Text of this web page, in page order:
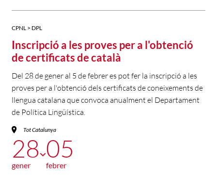
CPNL > DPL
Inscripció a les proves per a l'obtenció
de certificats de català
Del 28 de gener al 5 de febrer es pot fer la inscripció a les
proves per a l'obtenció dels certificats de coneixements de
llengua catalana que convoca anualment el Departament
de Política Lingüística.
Tot Catalunya
28
gener
05
febrer